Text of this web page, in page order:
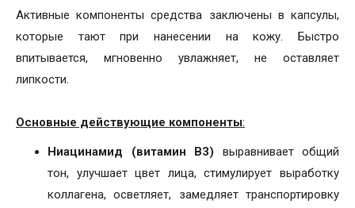
Активные компоненты средства заключены в капсулы,
которые тают при нанесении на кожу. Быстро
впитывается, мгновенно увлажняет, не оставляет
липкости.
Основные действующие компоненты:
Ниацинамид (витамин B3) выравнивает общий
тон, улучшает цвет лица, стимулирует выработку
коллагена, осветляет, замедляет транспортировку